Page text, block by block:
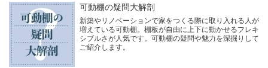
可動棚の疑問大解剖
新築やリノベーションで家をつくる際に取り入れる人が
増えている可動棚。棚板が自由に上下に動かせるフレキ
シブルさが人気です。可動棚の疑問や魅力を深掘りして
ご紹介します。